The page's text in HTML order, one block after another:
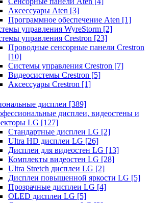
Аксессуары Aten [3]
Программное обеспечение Aten [1]
управления WyreStorm [2]
управления Crestron [23]
Проводные сенсорные панели Crestron
[10]
Системы управления Crestron [7]
Видеосистемы Crestron [5]
Аксессуары Crestron [1]
дисплеи [389]
дисплеи, видеостены и
LG [127]
Стандартные дисплеи LG [2]
Ultra HD дисплеи LG [26]
Дисплеи для видеостен LG [13]
Комплекты видеостен LG [28]
Ultra Stretch дисплеи LG [2]
Дисплеи повышенной яркости LG [5]
Прозрачные дисплеи LG [4]
OLED дисплеи LG [5]